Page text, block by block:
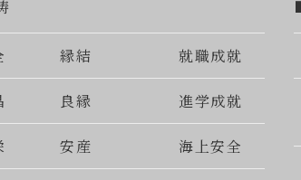
縁結 就職成就
良縁 進学成就
安産 海上安全